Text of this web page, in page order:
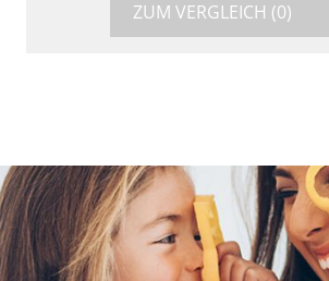
ZUM VERGLEICH (0)